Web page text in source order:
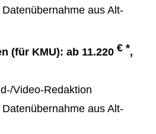
aus Alt-
(für KMU): ab 11.220 € *,
Video-Redaktion
aus Alt-